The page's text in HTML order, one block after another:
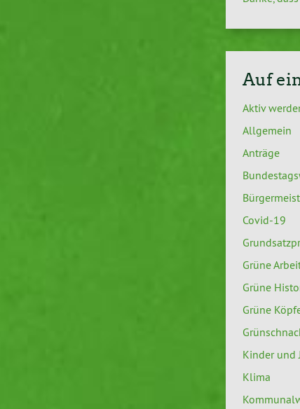
Auf
Aktiv
Allgemein
Anträge
Covid-19
Grüne
Grüne
Grüne
Kinder und
Klima